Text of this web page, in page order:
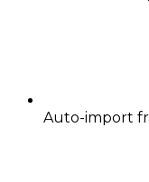
Auto-import